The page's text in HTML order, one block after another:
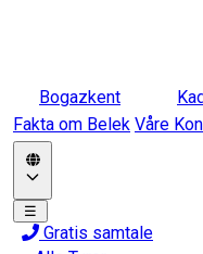
Bogazkent
Fakta om Belek Våre
☰
Gratis samtale